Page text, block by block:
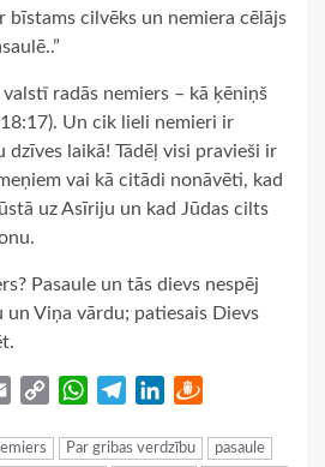
bīstams cilvēks un nemiera cēlājs
radās nemiers – kā ķēniņš
Un cik lieli nemieri ir
dzīves laikā! Tādēļ visi pravieši ir
vai kā citādi nonāvēti, kad
uz Asīriju un kad Jūdas cilts
Pasaule un tās dievs nespēj
un Viņa vārdu; patiesais Dievs
Email
Copy
WhatsApp
TelegramLinkedIn
Par gribas verdzību
pasaule